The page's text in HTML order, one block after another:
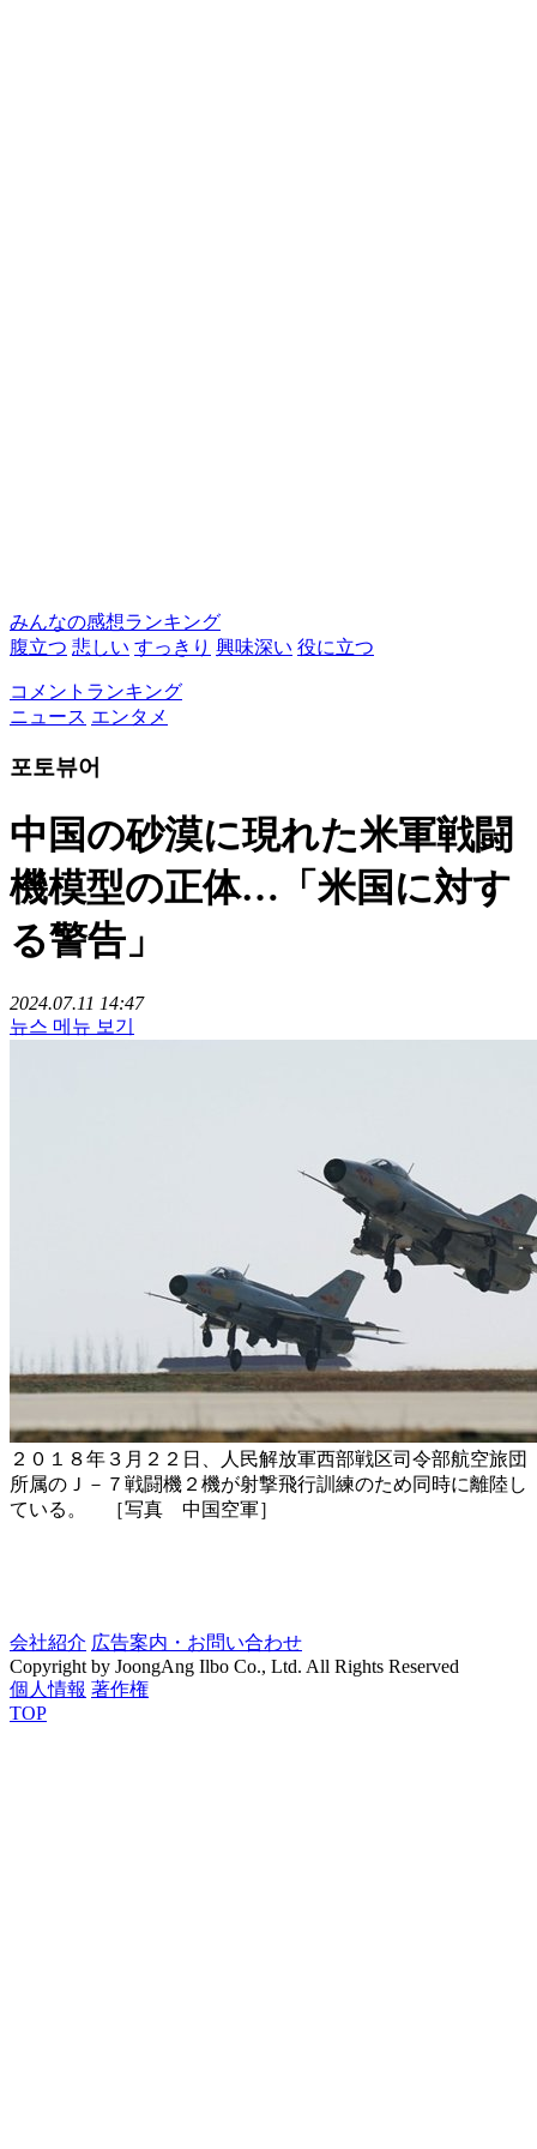
みんなの感想ランキング
腹立つ 悲しい すっきり 興味深い 役に立つ
コメントランキング
ニュース エンタメ
포토뷰어
中国の砂漠に現れた米軍戦闘
機模型の正体…「米国に対す
る警告」
2024.07.11 14:47
뉴스 메뉴 보기
２０１８年３月２２日、人民解放軍西部戦区司令部航空旅団
所属のＪ－７戦闘機２機が射撃飛行訓練のため同時に離陸し
ている。 ［写真 中国空軍］
会社紹介 広告案内・お問い合わせ
Copyright by JoongAng Ilbo Co., Ltd. All Rights Reserved
個人情報 著作権
TOP